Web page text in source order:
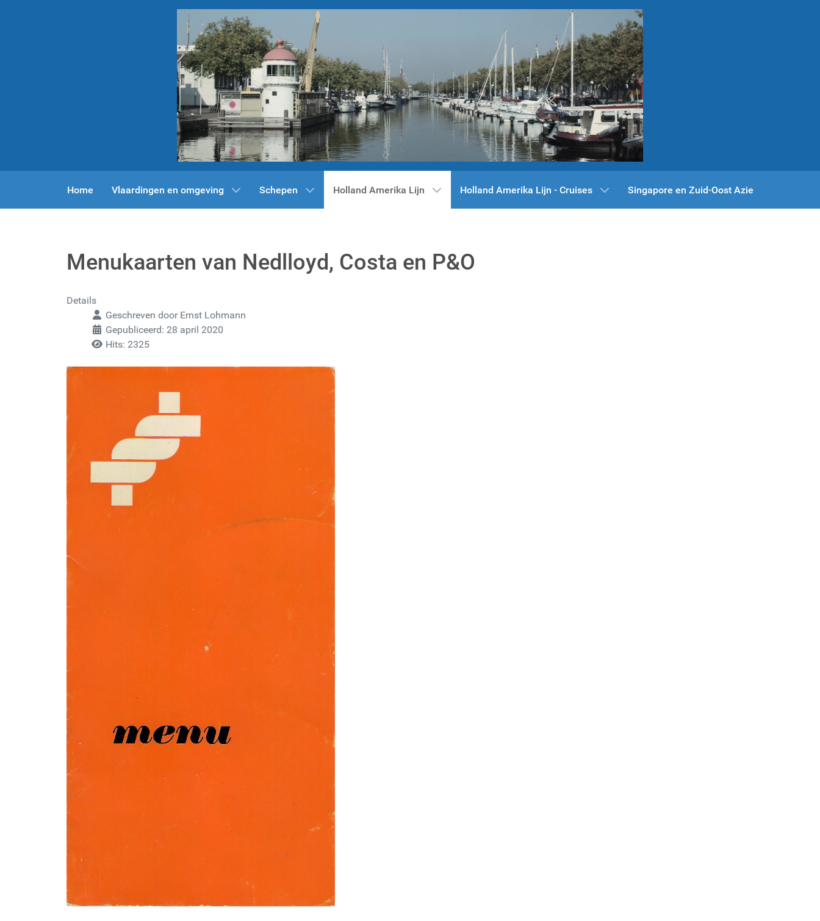
Home Vlaardingen en omgeving Schepen Holland Amerika Lijn Holland Amerika Lijn - Cruises Singapore en Zuid-Oost Azie
Menukaarten van Nedlloyd, Costa en P&O
Details
Geschreven door Ernst Lohmann
Gepubliceerd: 28 april 2020
Hits: 2325